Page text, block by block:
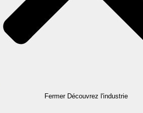
Fermer Découvrez l'industrie